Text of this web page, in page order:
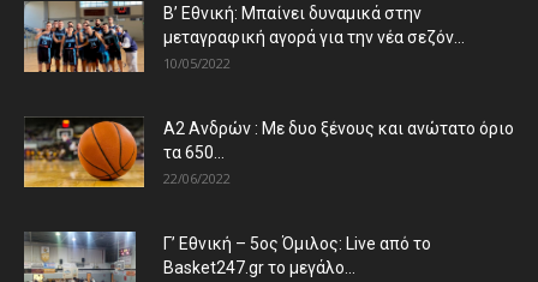
Β’ Εθνική: Μπαίνει δυναμικά στην
μεταγραφική αγορά για την νέα σεζόν...
10/05/2022
Α2 Ανδρών : Με δυο ξένους και ανώτατο όριο
τα 650...
22/06/2022
Γ’ Εθνική – 5ος Όμιλος: Live από το
Basket247.gr το μεγάλο...